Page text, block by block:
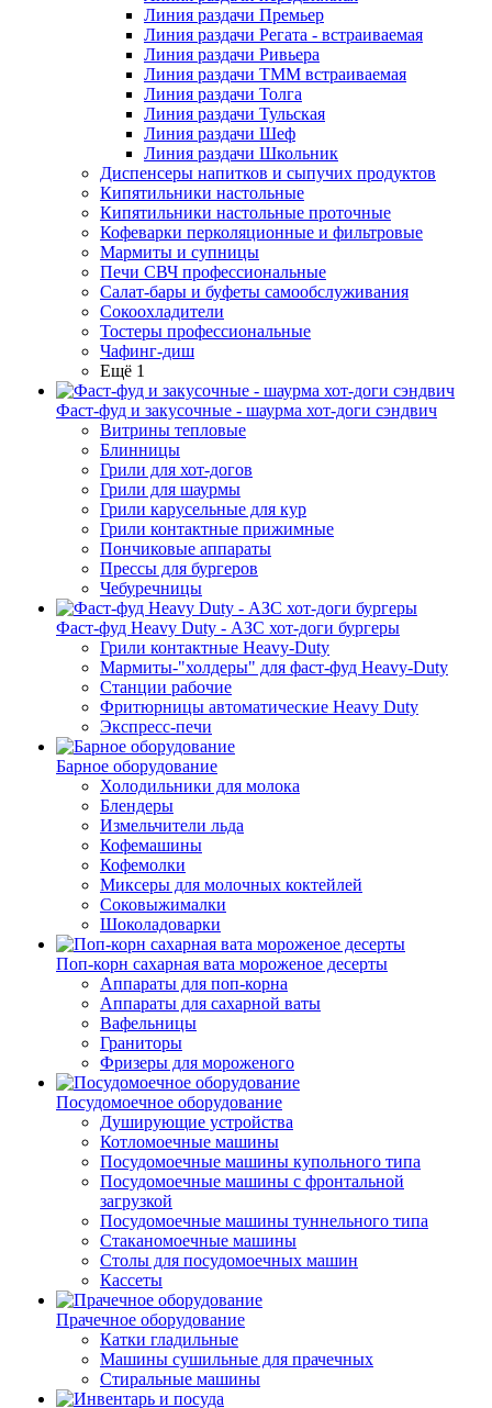
Линия раздачи Премьер
Линия раздачи Регата - встраиваемая
Линия раздачи Ривьера
Линия раздачи ТММ встраиваемая
Линия раздачи Толга
Линия раздачи Тульская
Линия раздачи Шеф
Линия раздачи Школьник
Диспенсеры напитков и сыпучих продуктов
Кипятильники настольные
Кипятильники настольные проточные
Кофеварки перколяционные и фильтровые
Мармиты и супницы
Печи СВЧ профессиональные
Салат-бары и буфеты самообслуживания
Сокоохладители
Тостеры профессиональные
Чафинг-диш
Ещё 1
Фаст-фуд и закусочные - шаурма хот-доги сэндвич
Витрины тепловые
Блинницы
Грили для хот-догов
Грили для шаурмы
Грили карусельные для кур
Грили контактные прижимные
Пончиковые аппараты
Прессы для бургеров
Чебуречницы
Фаст-фуд Heavy Duty - АЗС хот-доги бургеры
Грили контактные Heavy-Duty
Мармиты-"холдеры" для фаст-фуд Heavy-Duty
Станции рабочие
Фритюрницы автоматические Heavy Duty
Экспресс-печи
Барное оборудование
Холодильники для молока
Блендеры
Измельчители льда
Кофемашины
Кофемолки
Миксеры для молочных коктейлей
Соковыжималки
Шоколадоварки
Поп-корн сахарная вата мороженое десерты
Аппараты для поп-корна
Аппараты для сахарной ваты
Вафельницы
Граниторы
Фризеры для мороженого
Посудомоечное оборудование
Душирующие устройства
Котломоечные машины
Посудомоечные машины купольного типа
Посудомоечные машины с фронтальной
загрузкой
Посудомоечные машины туннельного типа
Стаканомоечные машины
Столы для посудомоечных машин
Кассеты
Прачечное оборудование
Катки гладильные
Машины сушильные для прачечных
Стиральные машины